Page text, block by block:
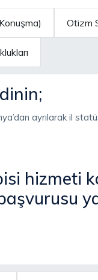
Otizm
ayrılarak il
hizmeti